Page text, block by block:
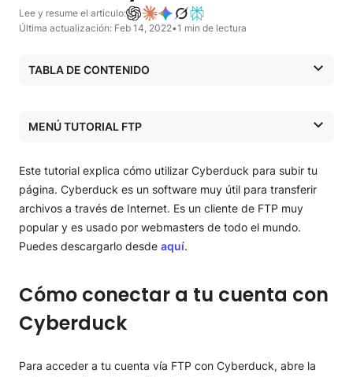
Lee y resume el articulo:
Última actualización: Feb 14, 2022•1 min de lectura
TABLA DE CONTENIDO
con Cyberduck
Cyberduck
MENÚ TUTORIAL FTP
Tutorial FTP
Clientes de FTP
FileZilla
Transmit
desde FTP
Este tutorial explica cómo utilizar Cyberduck para subir tu
página. Cyberduck es un software muy útil para transferir
archivos a través de Internet. Es un cliente de FTP muy
popular y es usado por webmasters de todo el mundo.
Puedes descargarlo desde aquí.
Cómo conectar a tu cuenta con
Cyberduck
Para acceder a tu cuenta vía FTP con Cyberduck, abre la